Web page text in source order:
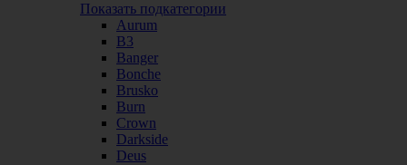
Показать подкатегории
Aurum
B3
Banger
Bonche
Brusko
Burn
Crown
Darkside
Deus